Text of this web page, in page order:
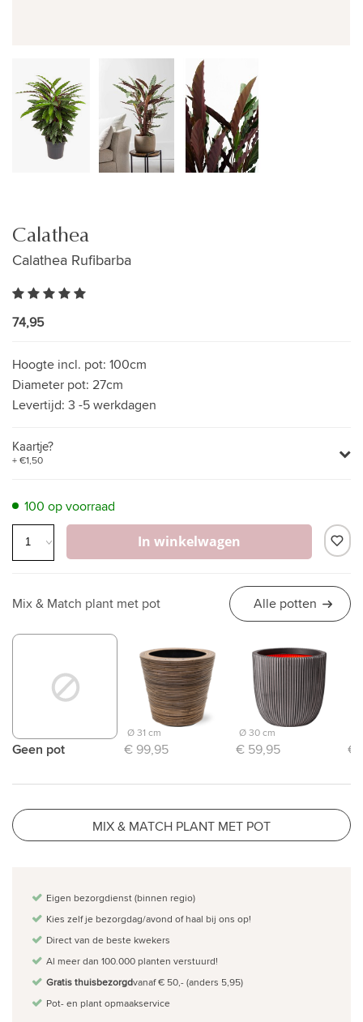
Calathea
Calathea Rufibarba
74,95
Hoogte incl. pot: 100cm
Diameter pot: 27cm
Levertijd: 3 -5 werkdagen
Kaartje?
+ €1,50
100 op voorraad
In winkelwagen
Mix & Match plant met pot Alle potten
Geen pot € 99,95
Ø 31 cm
€ 59,95
Ø 30 cm
€
MIX & MATCH PLANT MET POT
Eigen bezorgdienst (binnen regio)
Kies zelf je bezorgdag/avond of haal bij ons op!
Direct van de beste kwekers
Al meer dan 100.000 planten verstuurd!
Gratis thuisbezorgdvanaf € 50,- (anders 5,95)
Pot- en plant opmaakservice